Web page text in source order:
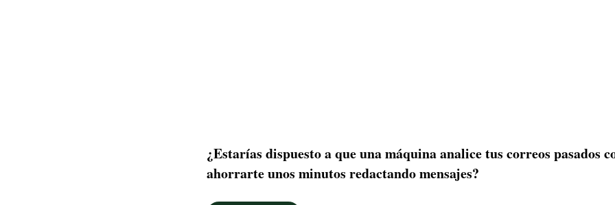
¿Estarías dispuesto a que una máquina analice tus correos pasados
ahorrarte unos minutos redactando mensajes?